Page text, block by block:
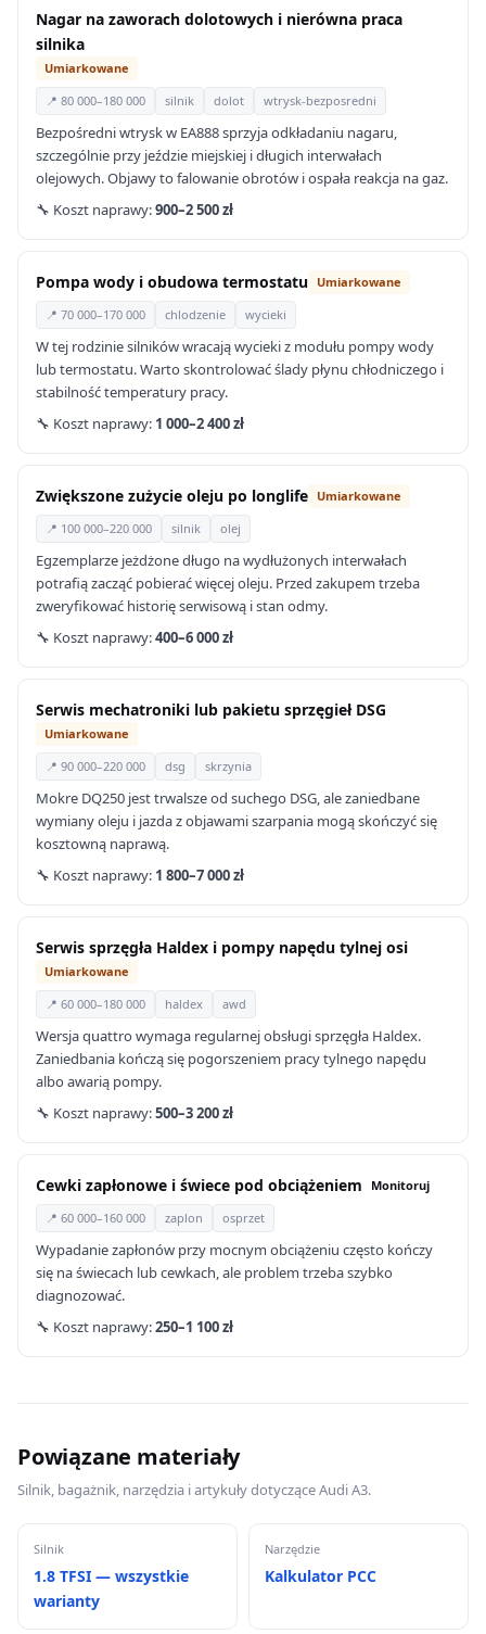
Nagar na zaworach dolotowych i nierówna praca
silnika
Umiarkowane
📍 80 000–180 000
silnik dolot wtrysk-bezposredni
Bezpośredni wtrysk w EA888 sprzyja odkładaniu nagaru,
szczególnie przy jeździe miejskiej i długich interwałach
olejowych. Objawy to falowanie obrotów i ospała reakcja na gaz.
🔧 Koszt naprawy:900–2 500 zł
Pompa wody i obudowa termostatu Umiarkowane
📍 70 000–170 000 chlodzenie wycieki
W tej rodzinie silników wracają wycieki z modułu pompy wody
lub termostatu. Warto skontrolować ślady płynu chłodniczego i
stabilność temperatury pracy.
🔧 Koszt naprawy: 1 000–2 400 zł
Zwiększone zużycie oleju po longlife Umiarkowane
📍 100 000–220 000 silnik olej
Egzemplarze jeżdżone długo na wydłużonych interwałach
potrafią zacząć pobierać więcej oleju. Przed zakupem trzeba
zweryfikować historię serwisową i stan odmy.
🔧 Koszt naprawy:400–6 000 zł
Serwis mechatroniki lub pakietu sprzęgieł DSG
Umiarkowane
📍 90 000–220 000
dsg skrzynia
Mokre DQ250 jest trwalsze od suchego DSG, ale zaniedbane
wymiany oleju i jazda z objawami szarpania mogą skończyć się
kosztowną naprawą.
🔧 Koszt naprawy: 1 800–7 000 zł
Serwis sprzęgła Haldex i pompy napędu tylnej osi
Umiarkowane
📍 60 000–180 000
haldex awd
Wersja quattro wymaga regularnej obsługi sprzęgła Haldex.
Zaniedbania kończą się pogorszeniem pracy tylnego napędu
albo awarią pompy.
🔧 Koszt naprawy:500–3 200 zł
Cewki zapłonowe i świece pod obciążeniem Monitoruj
📍 60 000–160 000 zaplon osprzet
Wypadanie zapłonów przy mocnym obciążeniu często kończy
się na świecach lub cewkach, ale problem trzeba szybko
diagnozować.
🔧 Koszt naprawy:250–1 100 zł
Powiązane materiały
Silnik, bagażnik, narzędzia i artykuły dotyczące Audi A3.
Silnik
1.8 TFSI — wszystkie
warianty
Narzędzie
Kalkulator PCC